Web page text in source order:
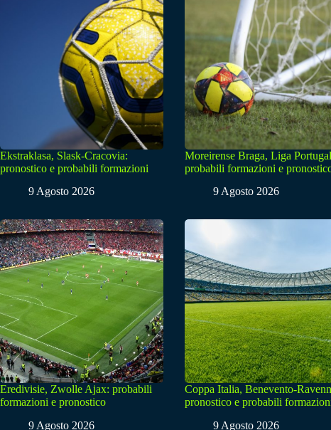
Ekstraklasa, Slask-Cracovia:
pronostico e probabili formazioni
9 Agosto 2026
Moreirense Braga, Liga
probabili formazioni e
9 Agosto 2026
Eredivisie, Zwolle Ajax: probabili
formazioni e pronostico
9 Agosto 2026
Coppa Italia, Benevento-
pronostico e probabili
9 Agosto 2026